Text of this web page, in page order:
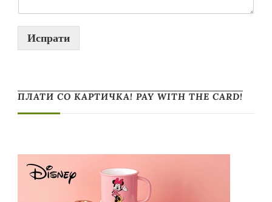
Испрати
ПЛАТИ СО КАРТИЧКА! PAY WITH THE CARD!